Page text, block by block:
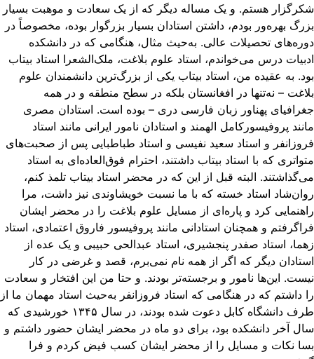
هستم. و یک مساله دیگر که از یک سعادت و موهبت بسیار
بهره‌ور بودم، داشتن استادان بسیار بزرگوار بوده، مخصوصاً در
تحصیلات عالی. به‌حیث مثال، هنگامی که در دانشکده
درس می‌خواندم، استاد علوم بلاغت، ملک‌الشعرا استاد بیتاب
به عقیده من، استاد بیتاب یکی از بزرگ‌ترین دانشمندان علوم
– نه‌تنها در افغانستان بلکه در سطح منطقه و در همه
پهناور زبان فارسی دری – بوده است. استادان مصری
پروفیسورکامل الهمند و استادان نامور ایرانی مانند استاد
و استاد سعید نفیسی و استاد طباطبایی پس از صحبت‌های
که با استاد بیتاب داشتند، احترام فوق‌العاده‌ای به استاد
البته قبل از این که در محضر استاد بیتاب تلمذ کنم،
استاد خسته که با ما نسبت خویشاوندی نیز داشت، مرا
کرد و پاره‌ای از مسایل علوم بلاغت را در محضر ایشان
و همچنان استادانی مانند پروفیسور فاروق اعتمادی، استاد
استاد صفدر پنجشیری، استاد عبدالحی حبیبی و یک عده از
دیگر که اگر از همه نام نمی‌برم، قصد و غرضی در کار
این‌ها نامور و برجسته‌تر بودند. و حتا من این افتخار و سعادت
داشتم که در هنگامی که استاد فروزانفر به‌حیث استاد مهمان ما از
طرف دانشگاه کابل دعوت شده بودند،‌ در سال ۱۳۴۵ خورشیدی که
آخر دانشکده بود، برای دو ماه در محضر ایشان حضور داشتم و
نکات و مسایل را از محضر ایشان کسب فیض کردم و فرا